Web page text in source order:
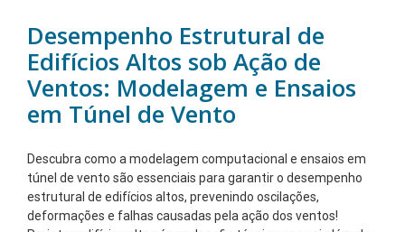
Desempenho Estrutural de
Edifícios Altos sob Ação de
Ventos: Modelagem e Ensaios
em Túnel de Vento
Descubra como a modelagem computacional e ensaios em
túnel de vento são essenciais para garantir o desempenho
estrutural de edifícios altos, prevenindo oscilações,
deformações e falhas causadas pela ação dos ventos!